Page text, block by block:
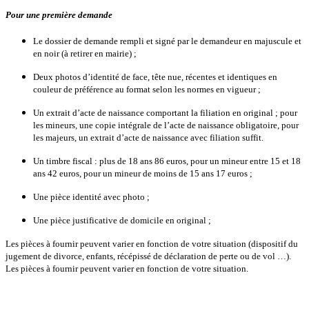
Pour une première demande
Le dossier de demande rempli et signé par le demandeur en majuscule et
en noir (à retirer en mairie) ;
Deux photos d’identité de face, tête nue, récentes et identiques en
couleur de préférence au format selon les normes en vigueur ;
Un extrait d’acte de naissance comportant la filiation en original ; pour
les mineurs, une copie intégrale de l’acte de naissance obligatoire, pour
les majeurs, un extrait d’acte de naissance avec filiation suffit.
Un timbre fiscal : plus de 18 ans 86 euros, pour un mineur entre 15 et 18
ans 42 euros, pour un mineur de moins de 15 ans 17 euros ;
Une pièce identité avec photo ;
Une pièce justificative de domicile en original ;
Les pièces à fournir peuvent varier en fonction de votre situation (dispositif du
jugement de divorce, enfants, récépissé de déclaration de perte ou de vol …).
Les pièces à fournir peuvent varier en fonction de votre situation.